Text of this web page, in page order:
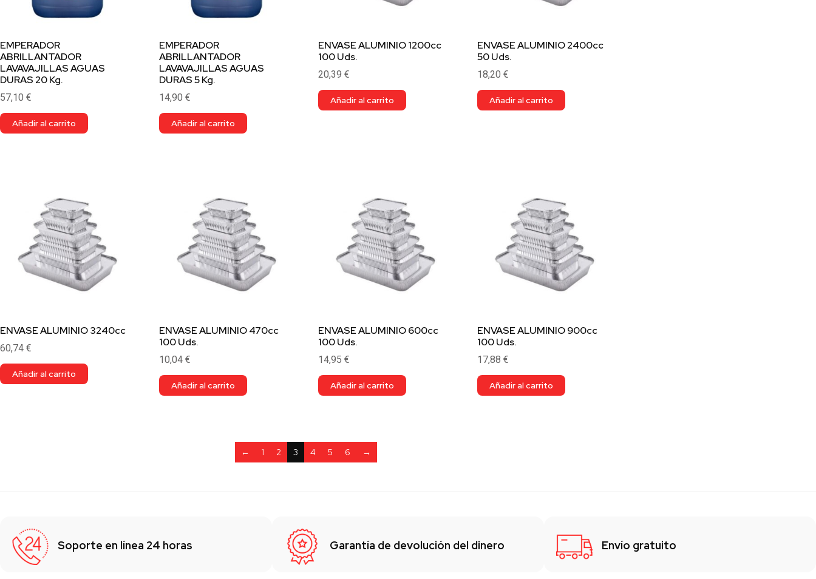
EMPERADOR
ABRILLANTADOR
LAVAVAJILLAS AGUAS
DURAS 20 Kg.
57,10 €
Añadir al carrito
EMPERADOR
ABRILLANTADOR
LAVAVAJILLAS AGUAS
DURAS 5 Kg.
14,90 €
Añadir al carrito
ENVASE ALUMINIO 1200cc
100 Uds.
20,39 €
Añadir al carrito
ENVASE ALUMINIO 2400cc
50 Uds.
18,20 €
Añadir al carrito
ENVASE ALUMINIO 3240cc
60,74 €
Añadir al carrito
ENVASE ALUMINIO 470cc
100 Uds.
10,04 €
Añadir al carrito
ENVASE ALUMINIO 600cc
100 Uds.
14,95 €
Añadir al carrito
ENVASE ALUMINIO 900cc
100 Uds.
17,88 €
Añadir al carrito
← 1 2 3 4 5 6 →
Soporte en línea 24 horas Garantía de devolución del dinero Envío gratuito